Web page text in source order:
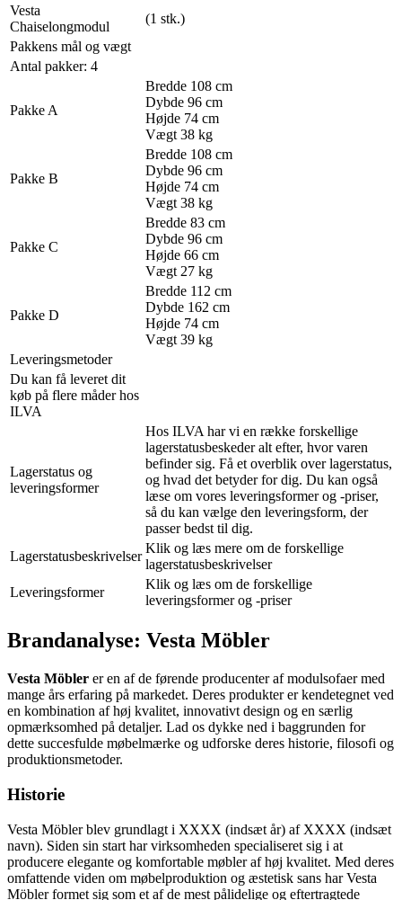
Vesta
Chaiselongmodul
(1 stk.)
Pakkens mål og vægt
Antal pakker: 4
Pakke A
Bredde 108 cm
Dybde 96 cm
Højde 74 cm
Vægt 38 kg
Pakke B
Bredde 108 cm
Dybde 96 cm
Højde 74 cm
Vægt 38 kg
Pakke C
Bredde 83 cm
Dybde 96 cm
Højde 66 cm
Vægt 27 kg
Pakke D
Bredde 112 cm
Dybde 162 cm
Højde 74 cm
Vægt 39 kg
Leveringsmetoder
Du kan få leveret dit
køb på flere måder hos
ILVA
Lagerstatus og
leveringsformer
Hos ILVA har vi en række forskellige
lagerstatusbeskeder alt efter, hvor varen
befinder sig. Få et overblik over lagerstatus,
og hvad det betyder for dig. Du kan også
læse om vores leveringsformer og -priser,
så du kan vælge den leveringsform, der
passer bedst til dig.
Lagerstatusbeskrivelser
Klik og læs mere om de forskellige
lagerstatusbeskrivelser
Leveringsformer
Klik og læs om de forskellige
leveringsformer og -priser
Brandanalyse: Vesta Möbler
Vesta Möbler er en af de førende producenter af modulsofaer med
mange års erfaring på markedet. Deres produkter er kendetegnet ved
en kombination af høj kvalitet, innovativt design og en særlig
opmærksomhed på detaljer. Lad os dykke ned i baggrunden for
dette succesfulde møbelmærke og udforske deres historie, filosofi og
produktionsmetoder.
Historie
Vesta Möbler blev grundlagt i XXXX (indsæt år) af XXXX (indsæt
navn). Siden sin start har virksomheden specialiseret sig i at
producere elegante og komfortable møbler af høj kvalitet. Med deres
omfattende viden om møbelproduktion og æstetisk sans har Vesta
Möbler formet sig som et af de mest pålidelige og eftertragtede